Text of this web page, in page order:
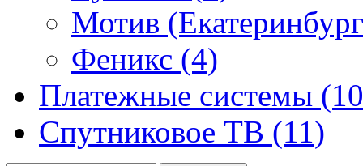
Мотив
Феникс (4)
Платежные системы
Спутниковое ТВ (11)